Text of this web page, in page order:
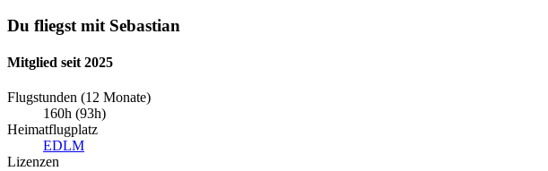
Du fliegst mit Sebastian
Mitglied seit 2025
Flugstunden (12 Monate)
160h (93h)
Heimatflugplatz
EDLM
Lizenzen